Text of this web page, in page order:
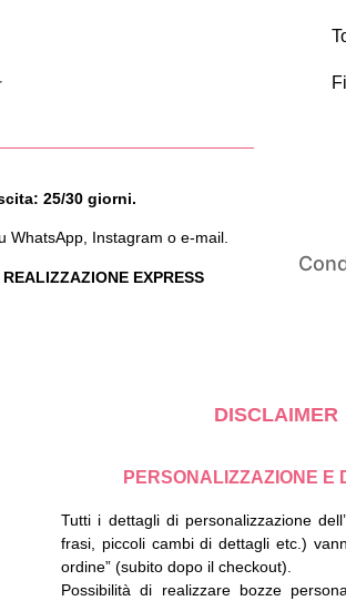
25/30 giorni.
WhatsApp, Instagram o e-mail.
EXPRESS
DISCLAIMER
PERSONALIZZAZIONE E
Tutti i dettagli di personalizzazione
frasi, piccoli cambi di dettagli etc.)
ordine” (subito dopo il checkout).
Possibilità di realizzare bozze